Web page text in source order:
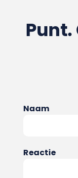
Naam
Reactie